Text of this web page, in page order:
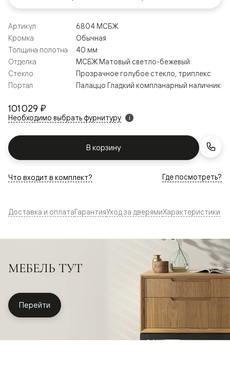
101 029 ₽
Необходимо выбрать фурнитуру i
В корзину
Артикул
6804 МСБЖ
Кромка
Обычная
Толщина полотна
40 мм
Отделка
МСБЖ Матовый светло-бежевый
Стекло
Прозрачное голубое стекло, триплекс
Портал
Палаццо Гладкий компланарный наличник
Что входит в комплект? Где посмотреть?
Доставка и оплатаГарантияУход за дверямиХарактеристики
МЕБЕЛЬ ТУТ
Перейти